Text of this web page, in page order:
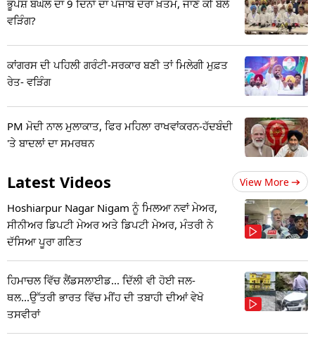
ਭੂਪੇਸ਼ ਬਘੇਲ ਦਾ 9 ਦਿਨਾਂ ਦਾ ਪੰਜਾਬ ਦੌਰਾ ਖ਼ਤਮ, ਜਾਣੋ ਕੀ ਬੋਲੇ
ਵੜਿੰਗ?
ਕਾਂਗਰਸ ਦੀ ਪਹਿਲੀ ਗਰੰਟੀ-ਸਰਕਾਰ ਬਣੀ ਤਾਂ ਮਿਲੇਗੀ ਮੁਫ਼ਤ
ਰੇਤ- ਵੜਿੰਗ
PM ਮੋਦੀ ਨਾਲ ਮੁਲਾਕਾਤ, ਫਿਰ ਮਹਿਲਾ ਰਾਖਵਾਂਕਰਨ-ਹੱਦਬੰਦੀ
'ਤੇ ਬਾਦਲਾਂ ਦਾ ਸਮਰਥਨ
Latest Videos View More
Hoshiarpur Nagar Nigam ਨੂੰ ਮਿਲਆ ਨਵਾਂ ਮੇਅਰ,
ਸੀਨੀਅਰ ਡਿਪਟੀ ਮੇਅਰ ਅਤੇ ਡਿਪਟੀ ਮੇਅਰ, ਮੰਤਰੀ ਨੇ
ਦੱਸਿਆ ਪੂਰਾ ਗਣਿਤ
ਹਿਮਾਚਲ ਵਿੱਚ ਲੈਂਡਸਲਾਈਡ... ਦਿੱਲੀ ਵੀ ਹੋਈ ਜਲ-
ਥਲ...ਉੱਤਰੀ ਭਾਰਤ ਵਿੱਚ ਮੀਂਹ ਦੀ ਤਬਾਹੀ ਦੀਆਂ ਵੇਖੋ
ਤਸਵੀਰਾਂ